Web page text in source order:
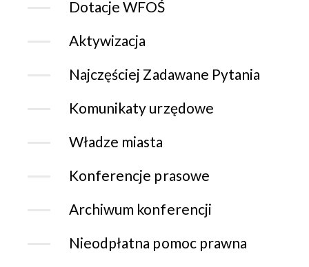
Dotacje WFOŚ
Aktywizacja
Najczęściej Zadawane Pytania
Komunikaty urzędowe
Władze miasta
Konferencje prasowe
Archiwum konferencji
Nieodpłatna pomoc prawna